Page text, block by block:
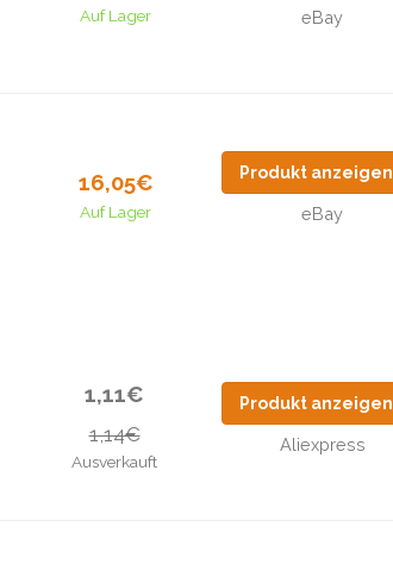
Auf Lager eBay
16,05€
Auf Lager
Produkt anzeigen
eBay
1,11€
1,14€
Ausverkauft
Produkt anzeigen
Aliexpress